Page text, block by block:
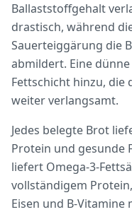
Ballaststoffgehalt
drastisch, während
Sauerteiggärung die
abmildert. Eine
Fettschicht hinzu, die
weiter verlangsamt.
Jedes belegte Brot
Protein und gesunde
liefert Omega-3-
vollständigem
Eisen und B-